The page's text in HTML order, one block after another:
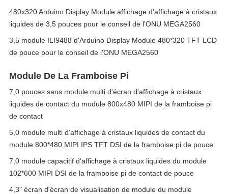
480x320 Arduino Display Module affichage d'affichage à cristaux
liquides de 3,5 pouces pour le conseil de l'ONU MEGA2560
3,5 module ILI9488 d'Arduino Display Module 480*320 TFT LCD
de pouce pour le conseil de l'ONU MEGA2560
Module De La Framboise Pi
7,0 pouces sans module multi d'écran d'affichage à cristaux
liquides de contact du module 800x480 MIPI de la framboise pi
de contact
5,0 module multi d'affichage à cristaux liquides de contact du
module 800*480 MIPI IPS TFT DSI de la framboise pi de pouce
7,0 module capacitif d'affichage à cristaux liquides du module
102*600 MIPI DSI de la framboise pi de contact de pouce
4,3" écran d'écran de visualisation de module du module